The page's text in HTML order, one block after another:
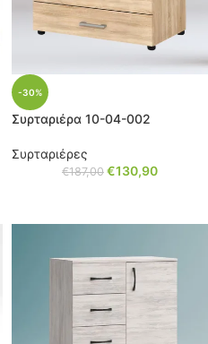
-30%
Συρταριέρα 10-04-002
Συρταριέρες
€187,00 €130,90